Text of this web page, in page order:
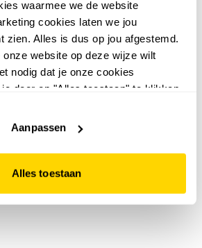
waarmee we de website
cookies laten we jou
zien. Alles is dus op jou afgestemd.
onze website op deze wijze wilt
nodig dat je onze cookies
door op "Alles toestaan" te klikken.
functioneert.
Aanpassen
Alles toestaan